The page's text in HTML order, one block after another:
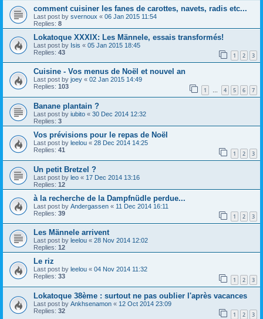
comment cuisiner les fanes de carottes, navets, radis etc...
Last post by svernoux « 06 Jan 2015 11:54
Replies: 8
Lokatoque XXXIX: Les Männele, essais transformés!
Last post by Isis « 05 Jan 2015 18:45
Replies: 43 1 2 3
Cuisine - Vos menus de Noël et nouvel an
Last post by joey « 02 Jan 2015 14:49
Replies: 103 1 … 4 5 6 7
Banane plantain ?
Last post by iubito « 30 Dec 2014 12:32
Replies: 3
Vos prévisions pour le repas de Noël
Last post by leelou « 28 Dec 2014 14:25
Replies: 41 1 2 3
Un petit Bretzel ?
Last post by leo « 17 Dec 2014 13:16
Replies: 12
à la recherche de la Dampfnüdle perdue...
Last post by Andergassen « 11 Dec 2014 16:11
Replies: 39 1 2 3
Les Männele arrivent
Last post by leelou « 28 Nov 2014 12:02
Replies: 12
Le riz
Last post by leelou « 04 Nov 2014 11:32
Replies: 33 1 2 3
Lokatoque 38ème : surtout ne pas oublier l'après vacances
Last post by Ankhsenamon « 12 Oct 2014 23:09
Replies: 32 1 2 3